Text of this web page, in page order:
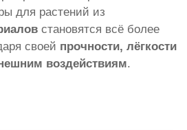
для растений из
становятся всё более
своей прочности, лёгкости
воздействиям.